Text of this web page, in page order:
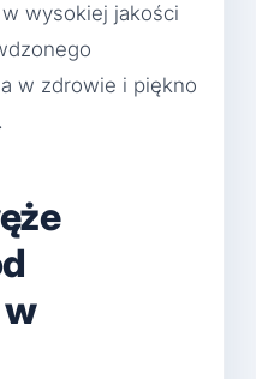
wysokiej jakości
w zdrowie i piękno